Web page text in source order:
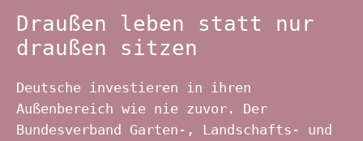
Draußen leben statt nur
draußen sitzen
Deutsche investieren in ihren
Außenbereich wie nie zuvor. Der
Bundesverband Garten-, Landschafts- und